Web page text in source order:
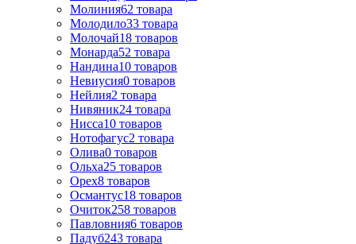
Молиния62 товара
Молодило33 товара
Молочай18 товаров
Монарда52 товара
Нандина10 товаров
Невиусия0 товаров
Нейлия2 товара
Нивяник24 товара
Нисса10 товаров
Нотофагус2 товара
Олива0 товаров
Ольха25 товаров
Орех8 товаров
Османтус18 товаров
Очиток258 товаров
Павловния6 товаров
Падуб243 товара